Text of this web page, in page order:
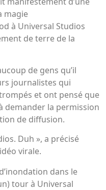
magie
à Universal Studios
de terre de la
de gens qu’il
journalistes qui
et ont pensé que
demander la permission
de diffusion.
Duh », a précisé
virale.
dans le
tour à Universal